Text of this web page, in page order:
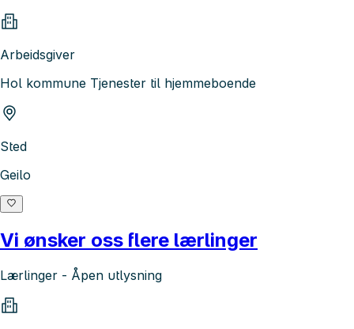
Arbeidsgiver
Hol kommune Tjenester til hjemmeboende
Sted
Geilo
Vi ønsker oss flere lærlinger
Lærlinger - Åpen utlysning